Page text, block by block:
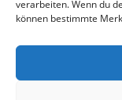
verarbeiten. Wenn du
können bestimmte
© 2024